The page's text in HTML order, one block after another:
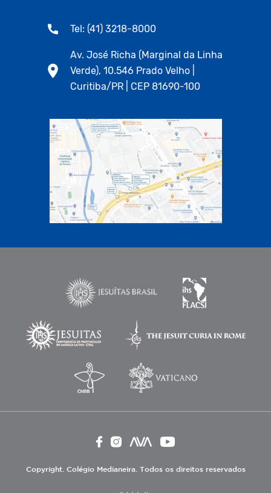
Tel: (41) 3218-8000
Av. José Richa (Marginal da Linha
Verde), 10.546 Prado Velho |
Curitiba/PR | CEP 81690-100
Copyright. Colégio Medianeira. Todos os direitos reservados